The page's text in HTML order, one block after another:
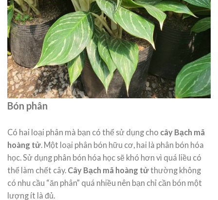
Bón phân
Có hai loại phân mà bạn có thể sử dụng cho cây Bạch mã
hoàng tử. Một loại phân bón hữu cơ, hai là phân bón hóa
học. Sử dụng phân bón hóa học sẽ khó hơn vì quá liều có
thể làm chết cây. Cây Bạch mã hoàng tửthường không
có nhu cầu “ăn phân” quá nhiều nên bạn chỉ cần bón một
lượng ít là đủ.